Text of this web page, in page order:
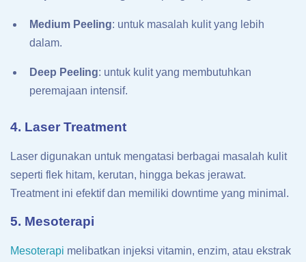
Medium Peeling: untuk masalah kulit yang lebih
dalam.
Deep Peeling: untuk kulit yang membutuhkan
peremajaan intensif.
4. Laser Treatment
Laser digunakan untuk mengatasi berbagai masalah kulit
seperti flek hitam, kerutan, hingga bekas jerawat.
Treatment ini efektif dan memiliki downtime yang minimal.
5. Mesoterapi
Mesoterapi melibatkan injeksi vitamin, enzim, atau ekstrak